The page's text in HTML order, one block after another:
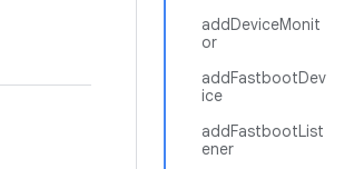
addDeviceMonit
or
addFastbootDev
ice
addFastbootList
ener